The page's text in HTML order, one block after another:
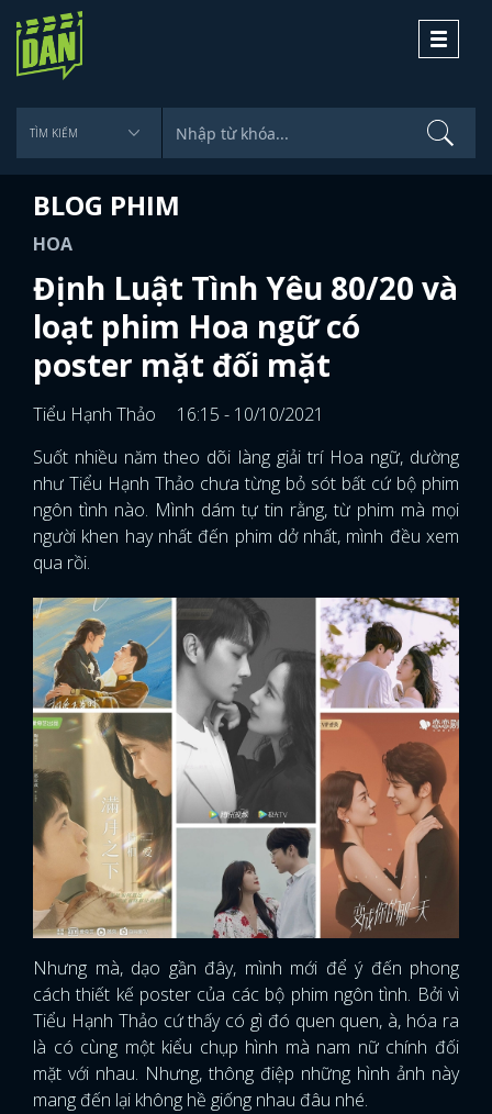
Toggle
BLOG PHIM
HOA
Định Luật Tình Yêu 80/20 và
loạt phim Hoa ngữ có
poster mặt đối mặt
Tiểu Hạnh Thảo
16:15 - 10/10/2021
Suốt nhiều năm theo dõi làng giải trí Hoa ngữ, dường
như Tiểu Hạnh Thảo chưa từng bỏ sót bất cứ bộ phim
ngôn tình nào. Mình dám tự tin rằng, từ phim mà mọi
người khen hay nhất đến phim dở nhất, mình đều xem
qua rồi.
Nhưng mà, dạo gần đây, mình mới để ý đến phong
cách thiết kế poster của các bộ phim ngôn tình. Bởi vì
Tiểu Hạnh Thảo cứ thấy có gì đó quen quen, à, hóa ra
là có cùng một kiểu chụp hình mà nam nữ chính đối
mặt với nhau. Nhưng, thông điệp những hình ảnh này
mang đến lại không hề giống nhau đâu nhé.